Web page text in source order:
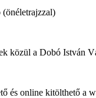
közül a Dobó István
és online kitölthető a